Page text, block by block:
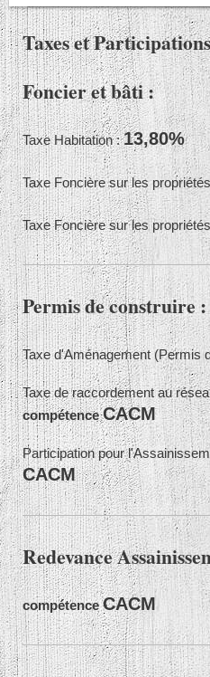
Taxes et
Foncier et bâti :
Taxe Habitation :13,80%
Taxe Foncière sur les
Taxe Foncière sur les
Permis de construire :
Taxe d'Aménagement (Permis
Taxe de raccordement au
compétence CACM
Participation pour
CACM
Redevance
compétence CACM